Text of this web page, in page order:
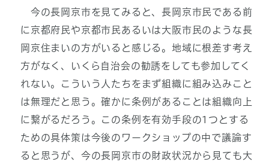
今の長岡京市を見てみると、長岡京市民である前
に京都府民や京都市民あるいは大阪市民のような長
岡京住まいの方がいると感じる。地域に根差す考え
方がなく、いくら自治会の勧誘をしても参加してく
れない。こういう人たちをまず組織に組み込みこと
は無理だと思う。確かに条例があることは組織向上
に繋がるだろう。この条例を有効手段の1つとする
ための具体策は今後のワークショップの中で議論す
ると思うが、今の長岡京市の財政状況から見ても大